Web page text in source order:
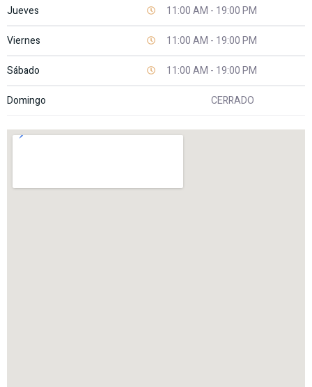
Jueves
11:00 AM - 19:00 PM
Viernes 11:00 AM - 19:00 PM
Sábado 11:00 AM - 19:00 PM
Domingo CERRADO